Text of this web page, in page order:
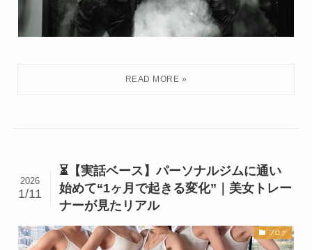
⏳【実話ベース】パーソナルジムに通い
始めて“1ヶ月で起きる変化”｜美女トレー
ナーが見たリアル
2026
1/11
ブログ